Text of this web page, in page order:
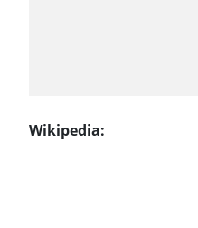
Wikipedia: